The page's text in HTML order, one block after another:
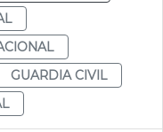
GUARDIA CIVIL